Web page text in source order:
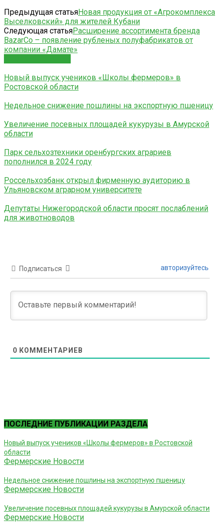
Предыдущая статьяНовая продукция от «Агрокомплекса
Выселковский» для жителей Кубани
Следующая статьяРасширение ассортимента бренда
BazarCo – появление рубленых полуфабрикатов от
компании «Дамате»
Новый выпуск учеников «Школы фермеров» в
Ростовской области
Недельное снижение пошлины на экспортную пшеницу
Увеличение посевных площадей кукурузы в Амурской
области
Парк сельхозтехники оренбургских аграриев
пополнился в 2024 году
Россельхозбанк открыл фирменную аудиторию в
Ульяновском аграрном университете
Депутаты Нижегородской области просят послаблений
для животноводов
Подписаться авторизуйтесь
0 КОММЕНТАРИЕВ
ПОСЛЕДНИЕ ПУБЛИКАЦИИ РАЗДЕЛА
Новый выпуск учеников «Школы фермеров» в Ростовской
области
Фермерские Новости
Недельное снижение пошлины на экспортную пшеницу
Фермерские Новости
Увеличение посевных площадей кукурузы в Амурской области
Фермерские Новости